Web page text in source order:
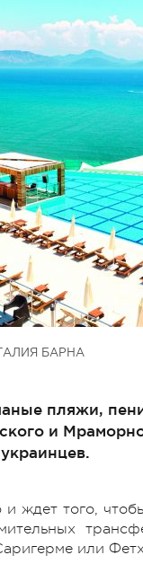
БАРНА
пляжи,
и
ждет того,
или